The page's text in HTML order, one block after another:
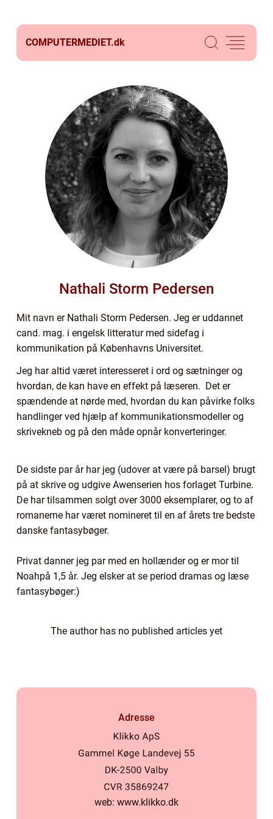
COMPUTERMEDIET.dk
Nathali Storm Pedersen
Mit navn er Nathali Storm Pedersen. Jeg er uddannet
cand. mag. i engelsk litteratur med sidefag i
kommunikation på Københavns Universitet.
Jeg har altid været interesseret i ord og sætninger og
hvordan, de kan have en effekt på læseren. Det er
spændende at nørde med, hvordan du kan påvirke folks
handlinger ved hjælp af kommunikationsmodeller og
skrivekneb og på den måde opnår konverteringer.
De sidste par år har jeg (udover at være på barsel) brugt
på at skrive og udgive Awenserien hos forlaget Turbine.
De har tilsammen solgt over 3000 eksemplarer, og to af
romanerne har været nomineret til en af årets tre bedste
danske fantasybøger.
Privat danner jeg par med en hollænder og er mor til
Noahpå 1,5 år. Jeg elsker at se period dramas og læse
fantasybøger:)
The author has no published articles yet
Adresse
web: www.klikko.dk